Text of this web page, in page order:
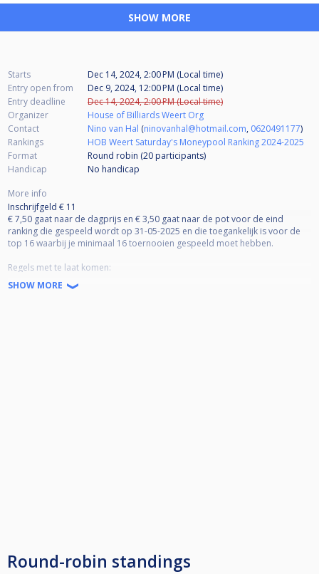
SHOW MORE
Starts
Dec 14, 2024, 2:00 PM (Local time)
Entry open from
Dec 9, 2024, 12:00 PM (Local time)
Entry deadline
Dec 14, 2024, 2:00 PM (Local time)
Organizer
House of Billiards Weert Org
Contact
Nino van Hal (ninovanhal@hotmail.com, 0620491177)
Rankings
HOB Weert Saturday's Moneypool Ranking 2024-2025
Format
Round robin (20 participants)
Handicap
No handicap
More info
Inschrijfgeld € 11
€ 7,50 gaat naar de dagprijs en € 3,50 gaat naar de pot voor de eind
ranking die gespeeld wordt op 31-05-2025 en die toegankelijk is voor de
top 16 waarbij je minimaal 16 toernooien gespeeld moet hebben.
Regels met te laat komen:
15-20 minuten te laat = 1 frame verloren
20-25 minuten te laat = 2 frames verloren
SHOW MORE
Round-robin standings